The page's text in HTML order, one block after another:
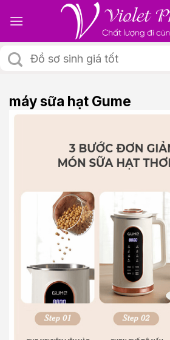
Tìm
kiếm:
máy sữa hạt Gume